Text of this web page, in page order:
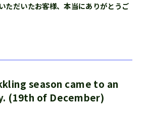
ただいたお客様、本当にありがとうご
season came to an
(19th of December)